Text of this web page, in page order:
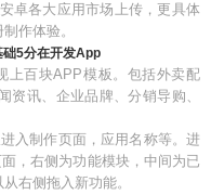
卓各大应用市场上传，更具体
作体验。
5分在开发App
上百块APP模板。包括外卖配
资讯、企业品牌、分销导购、
入制作页面，应用名称等。进
，右侧为功能模块，中间为已
右侧拖入新功能。